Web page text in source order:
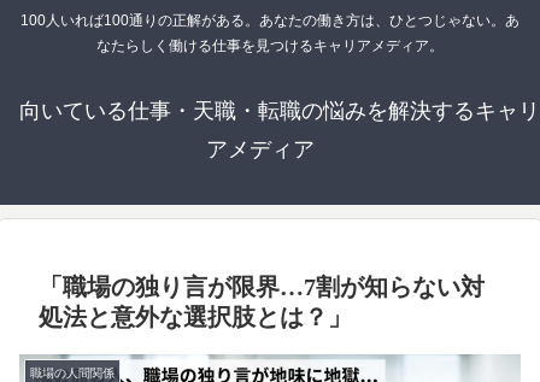
100人いれば100通りの正解がある。あなたの働き方は、ひとつじゃない。あ
なたらしく働ける仕事を見つけるキャリアメディア。
向いている仕事・天職・転職の悩みを解決するキャリ
アメディア
「職場の独り言が限界…7割が知らない対
処法と意外な選択肢とは？」
職場の人間関係